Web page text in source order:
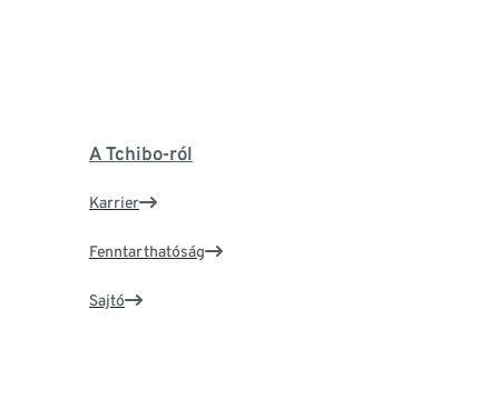
A Tchibo-ról
Karrier
Fenntarthatóság
Sajtó